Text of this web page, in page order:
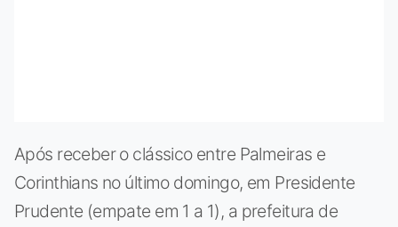
Após receber o clássico entre Palmeiras e
Corinthians no último domingo, em Presidente
Prudente (empate em 1 a 1), a prefeitura de